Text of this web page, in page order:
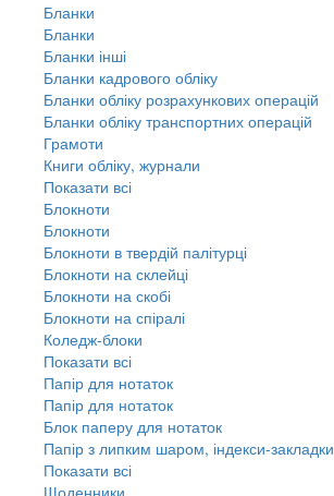
Бланки
Бланки
Бланки інші
Бланки кадрового обліку
Бланки обліку розрахункових операцій
Бланки обліку транспортних операцій
Грамоти
Книги обліку, журнали
Показати всі
Блокноти
Блокноти
Блокноти в твердій палітурці
Блокноти на склейці
Блокноти на скобі
Блокноти на спіралі
Коледж-блоки
Показати всі
Папір для нотаток
Папір для нотаток
Блок паперу для нотаток
Папір з липким шаром, індекси-закладки
Показати всі